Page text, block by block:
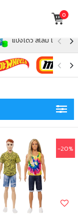
0
แป้งโดว์ สไลม์ โฟม สำห
-20%